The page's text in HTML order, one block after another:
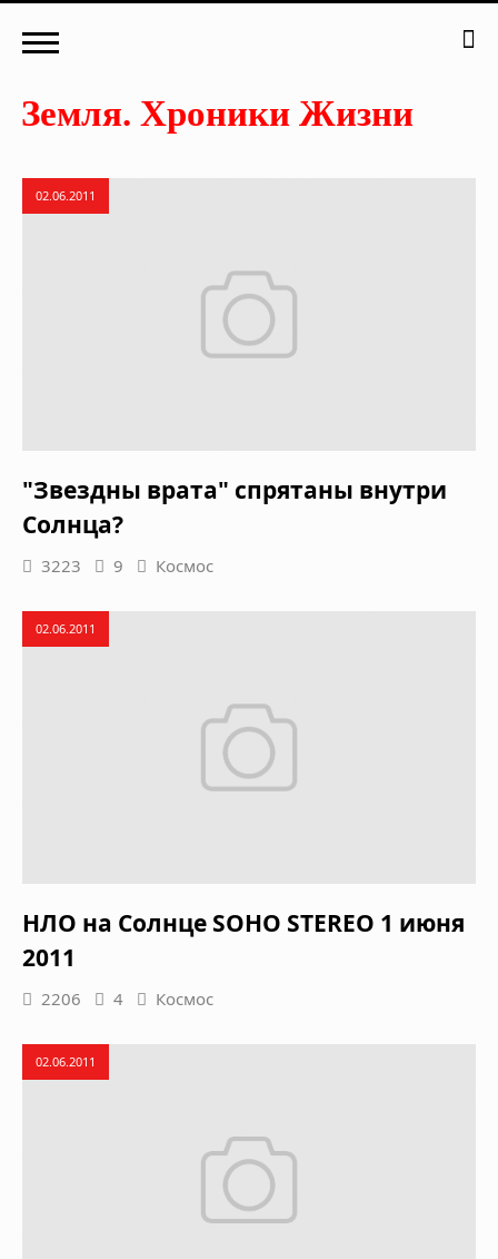
02.06.2011
"Звездны врата" спрятаны внутри
Солнца?
3223 9 Космос
02.06.2011
НЛО на Солнце SOHO STEREO 1 июня
2011
2206 4 Космос
02.06.2011